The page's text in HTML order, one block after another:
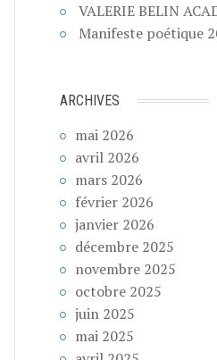
VALERIE BELIN
Manifeste poétique
ARCHIVES
mai 2026
avril 2026
mars 2026
février 2026
janvier 2026
décembre 2025
novembre 2025
octobre 2025
juin 2025
mai 2025